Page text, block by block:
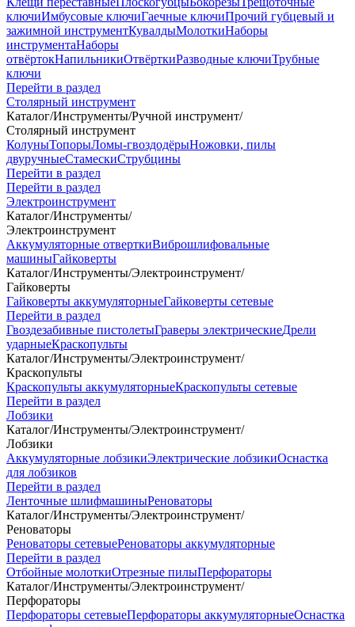
ключиИмбусовые ключиГаечные ключиПрочий губцевый и
зажимной инструментКувалдыМолоткиНаборы
инструментаНаборы
отвёртокНапильникиОтвёрткиРазводные ключиТрубные
ключи
Перейти в раздел
Столярный инструмент
Каталог/Инструменты/Ручной инструмент/
Столярный инструмент
КолуныТопорыЛомы-гвоздодёрыНожовки, пилы
двуручныеСтамескиСтрубцины
Перейти в раздел
Перейти в раздел
Электроинструмент
Каталог/Инструменты/
Электроинструмент
Аккумуляторные отверткиВиброшлифовальные
машиныГайковерты
Каталог/Инструменты/Электроинструмент/
Гайковерты
Гайковерты аккумуляторныеГайковерты сетевые
Перейти в раздел
Гвоздезабивные пистолетыГраверы электрическиеДрели
ударныеКраскопульты
Каталог/Инструменты/Электроинструмент/
Краскопульты
Краскопульты аккумуляторныеКраскопульты сетевые
Перейти в раздел
Лобзики
Каталог/Инструменты/Электроинструмент/
Лобзики
Аккумуляторные лобзикиЭлектрические лобзикиОснастка
для лобзиков
Перейти в раздел
Ленточные шлифмашиныРеноваторы
Каталог/Инструменты/Электроинструмент/
Реноваторы
Реноваторы сетевыеРеноваторы аккумуляторные
Перейти в раздел
Отбойные молоткиОтрезные пилыПерфораторы
Каталог/Инструменты/Электроинструмент/
Перфораторы
Перфораторы сетевыеПерфораторы аккумуляторныеОснастка